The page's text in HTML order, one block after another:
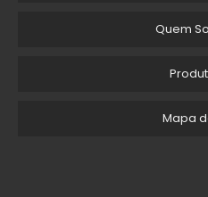
Quem
Mapa